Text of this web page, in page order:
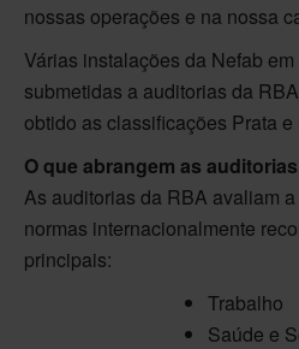
nossas operações e na nossa
Várias instalações da Nefab
submetidas a auditorias da
obtido as classificações Prata e
O que abrangem as
As auditorias da RBA avaliam
normas internacionalmente
principais:
Trabalho
Saúde e